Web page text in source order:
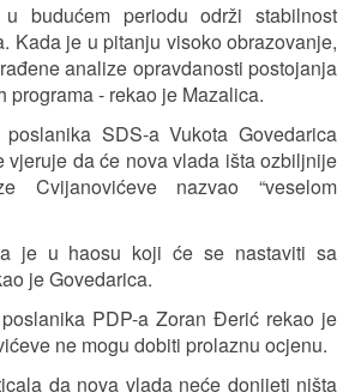
budućem periodu održi stabilnost
Kada je u pitanju visoko obrazovanje,
analize opravdanosti postojanja
programa - rekao je Mazalica.
SDS-a Vukota Govedarica
vjeruje da će nova vlada išta ozbiljnije
Cvijanovićeve nazvao “veselom
je u haosu koji će se nastaviti sa
je Govedarica.
PDP-a Zoran Đerić rekao je
ne mogu dobiti prolaznu ocjenu.
da nova vlada neće donijeti ništa